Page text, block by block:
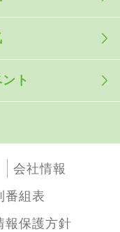
ト
会社情報
番組表
報保護方針